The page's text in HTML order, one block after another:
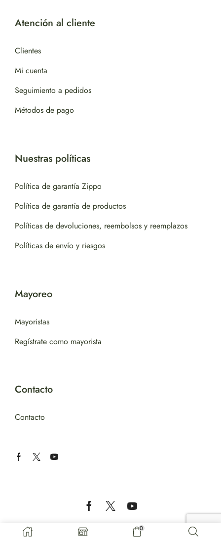
Atención al cliente
Clientes
Mi cuenta
Seguimiento a pedidos
Métodos de pago
Nuestras políticas
Política de garantía Zippo
Política de garantía de productos
Políticas de devoluciones, reembolsos y reemplazos
Políticas de envío y riesgos
Mayoreo
Mayoristas
Regístrate como mayorista
Contacto
Contacto
Copyright © 2024 – TABASA IMPORT EXPORT LTD.
0